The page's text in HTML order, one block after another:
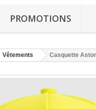
PROMOTIONS
Vêtements Casquette